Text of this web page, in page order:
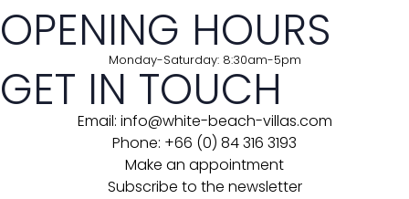
OPENING HOURS
Monday-Saturday: 8:30am-5pm
GET IN TOUCH
Email: info@white-beach-villas.com
Phone: +66 (0) 84 316 3193
Make an appointment
Subscribe to the newsletter